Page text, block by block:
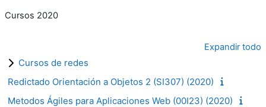
Cursos 2020
Expandir todo
Cursos de redes
Redictado Orientación a Objetos 2 (SI307) (2020)
Metodos Ágiles para Aplicaciones Web (00I23) (2020)